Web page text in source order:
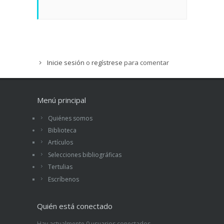
Inicie sesión o regístrese para comentar
Menú principal
Quiénes somos
Biblioteca
Artículos
Selecciones bibliográficas
Tertulias
Escríbenos
Quién está conectado